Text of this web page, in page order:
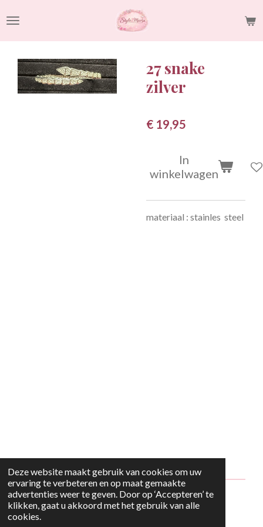
Deze website maakt gebruik van cookies om uw
ervaring te verbeteren en op maat gemaakte
advertenties weer te geven. Door op ‘Accepteren’ te
klikken, gaat u akkoord met het gebruik van alle
cookies.
direct
naar
hoofdinhoud
27 snake
zilver
€ 19,95
In
winkelwagen
materiaal : stainles steel
© 2024 - 2026 Style2Maria
Powered by